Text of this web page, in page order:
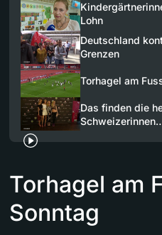
Lohn
Deutschland
Grenzen
Torhagel am
Das finden die
Torhagel am
Sonntag